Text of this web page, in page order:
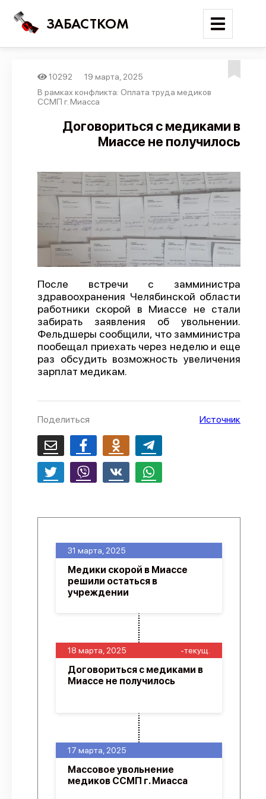
ЗАБАСТКОМ
Войти
Поиск
Новости
Трудовые конфликты
Отчеты
Предложить публикацию
Справочник
API
О проекте
Политика конфиденциальности
10292
19 марта, 2025
В рамках конфликта: Оплата труда медиков
ССМП г. Миасса
Договориться с медиками в
Миассе не получилось
После встречи с замминистра
здравоохранения Челябинской области
работники скорой в Миассе не стали
забирать заявления об увольнении.
Фельдшеры сообщили, что замминистра
пообещал приехать через неделю и еще
раз обсудить возможность увеличения
зарплат медикам.
Поделиться Источник
17 марта, 2025
Массовое увольнение
медиков ССМП г. Миасса
18 марта, 2025 -текущ.
Договориться с медиками в
Миассе не получилось
31 марта, 2025
Медики скорой в Миассе
решили остаться в
учреждении